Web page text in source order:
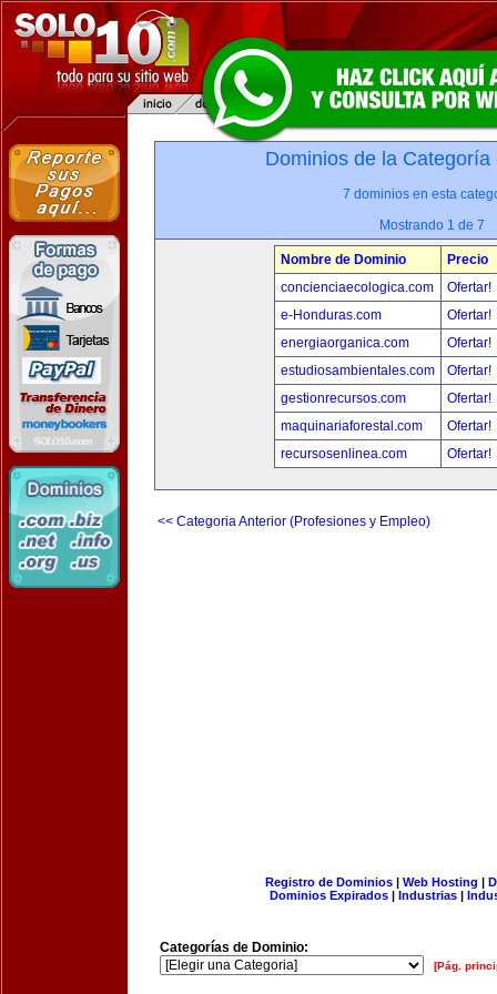
Dominios de la
7 dominios en esta
Mostrando 1 de 7
Nombre de Dominio
Precio
concienciaecologica.com
Ofertar!
e-Honduras.com
Ofertar!
energiaorganica.com
Ofertar!
estudiosambientales.com
Ofertar!
gestionrecursos.com
Ofertar!
maquinariaforestal.com
Ofertar!
recursosenlinea.com
Ofertar!
<< Categoria Anterior (Profesiones y Empleo)
Registro de Dominios| Web Hosting |
Dominios Expirados | Industrias |
Categorías de Dominio:
[Pág.